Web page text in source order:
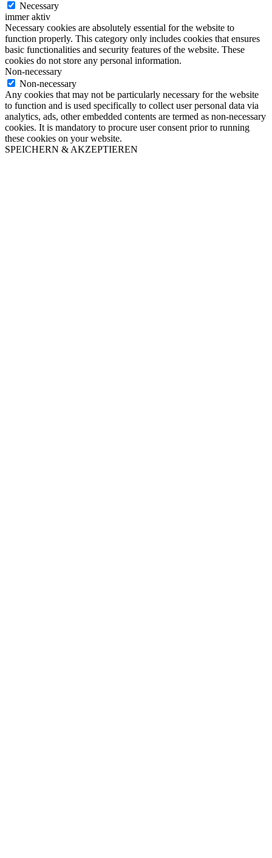
Necessary
immer aktiv
Necessary cookies are absolutely essential for the website to
function properly. This category only includes cookies that ensures
basic functionalities and security features of the website. These
cookies do not store any personal information.
Non-necessary
Non-necessary
Any cookies that may not be particularly necessary for the website
to function and is used specifically to collect user personal data via
analytics, ads, other embedded contents are termed as non-necessary
cookies. It is mandatory to procure user consent prior to running
these cookies on your website.
SPEICHERN & AKZEPTIEREN